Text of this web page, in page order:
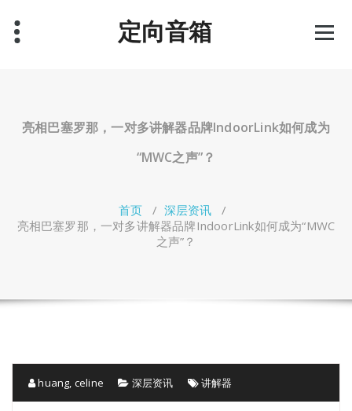
定向音箱
亮相巴塞罗那，一对多讲解器品牌IndoorLink如何成为
“MWC之声”？
首页 / 深层资讯 /
亮相巴塞罗那，一对多讲解器品牌IndoorLink如何成为“MWC
之声”？
huang, celine 深层资讯 讲解器